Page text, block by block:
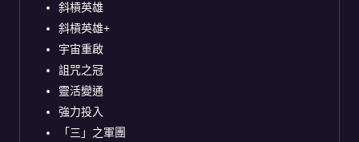
斜槓英雄
斜槓英雄+
宇宙重啟
詛咒之冠
靈活變通
強力投入
「三」之軍團